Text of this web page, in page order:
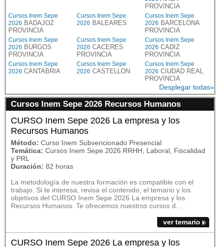
PROVINCIA
Cursos Inem Sepe
2026 BADAJOZ
PROVINCIA
Cursos Inem Sepe
2026 BALEARES
Cursos Inem Sepe
2026 BARCELONA
PROVINCIA
Cursos Inem Sepe
2026 BURGOS
PROVINCIA
Cursos Inem Sepe
2026 CACERES
PROVINCIA
Cursos Inem Sepe
2026 CADIZ
PROVINCIA
Cursos Inem Sepe
2026 CANTABRIA
Cursos Inem Sepe
2026 CASTELLON
Cursos Inem Sepe
2026 CIUDAD REAL
PROVINCIA
Desplegar todas»
Cursos Inem Sepe 2026 Recursos Humanos
CURSO Inem Sepe 2026 La empresa y los
Recursos Humanos
Método: Curso Inem Subvencionado Presencial
Temática: Cursos Inem Sepe 2026 RRHH, Laboral, Fiscalidad
y PRL
Duración: 82 horas
La metodología de nuestra formación es compatible con el
trabajo. Si te interesa, revisa el contenido, el temario y los
objetivos del CURSO Inem Sepe 2026 La empresa y los
Recursos Humanos. Te ofrecemos nuestros cursos d...
ver temario
CURSO Inem Sepe 2026 La empresa y los